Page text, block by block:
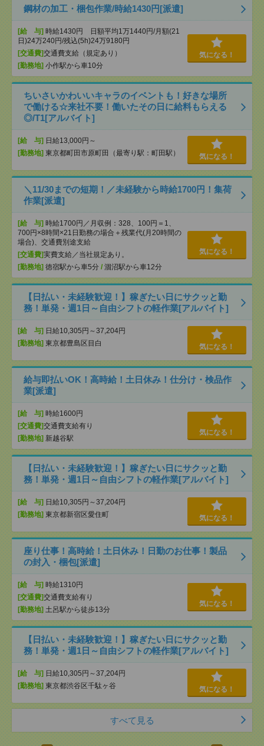
鋼材の加工・梱包作業/時給1430円[派遣]
[給 与] 時給1430円 日額平均1万1440円/月額(21
日)24万240円/残込(5h)24万9180円
[交通費]交通費支給（規定あり）
[勤務地] 小作駅から車10分
気になる！
ちいさいかわいいキャラのイベントも！好きな場所
で働ける☆来社不要！働いたその日に給料もらえる
◎/T1[アルバイト]
[給 与] 日給13,000円～
[勤務地] 東京都町田市原町田（最寄り駅：町田駅） 気になる！
＼11/30までの短期！／未経験から時給1700円！集荷
作業[派遣]
[給 与] 時給1700円／月収例：328、100円＝1、
700円×8時間×21日勤務の場合＋残業代(月20時間の
場合)、交通費別途支給
[交通費]実費支給／当社規定あり。
[勤務地] 徳宿駅から車5分 / 涸沼駅から車12分
気になる！
【日払い・未経験歓迎！】稼ぎたい日にサクッと勤
務！単発・週1日～自由シフトの軽作業[アルバイト]
[給 与] 日給10,305円～37,204円
[勤務地] 東京都豊島区目白 気になる！
給与即払いOK！高時給！土日休み！仕分け・検品作
業[派遣]
[給 与] 時給1600円
[交通費]交通費支給有り
[勤務地] 新越谷駅
気になる！
【日払い・未経験歓迎！】稼ぎたい日にサクッと勤
務！単発・週1日～自由シフトの軽作業[アルバイト]
[給 与] 日給10,305円～37,204円
[勤務地] 東京都新宿区愛住町 気になる！
座り仕事！高時給！土日休み！日勤のお仕事！製品
の封入・梱包[派遣]
[給 与] 時給1310円
[交通費]交通費支給有り
[勤務地] 土呂駅から徒歩13分
気になる！
【日払い・未経験歓迎！】稼ぎたい日にサクッと勤
務！単発・週1日～自由シフトの軽作業[アルバイト]
[給 与] 日給10,305円～37,204円
[勤務地] 東京都渋谷区千駄ヶ谷 気になる！
すべて見る